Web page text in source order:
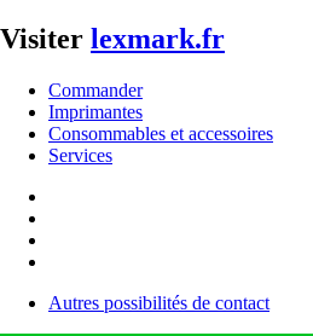
Visiter lexmark.fr
Commander
Imprimantes
Consommables et accessoires
Services
Autres possibilités de contact